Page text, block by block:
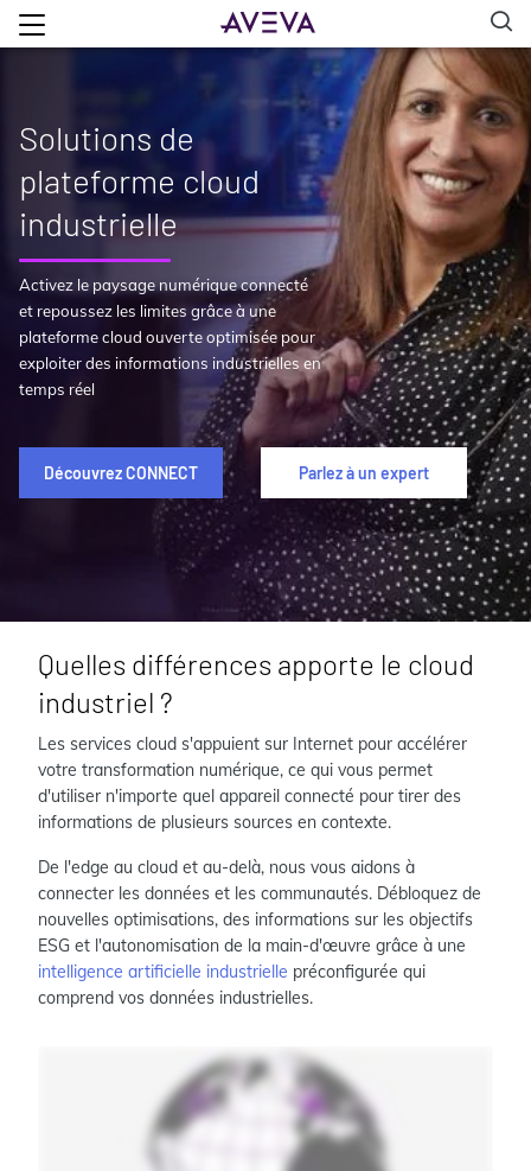
Solutions de
plateforme cloud
industrielle
Activez le paysage numérique connecté
et repoussez les limites grâce à une
plateforme cloud ouverte optimisée pour
exploiter des informations industrielles en
temps réel
Découvrez CONNECT Parlez à un expert
Quelles différences apporte le cloud
industriel ?
Les services cloud s'appuient sur Internet pour accélérer
votre transformation numérique, ce qui vous permet
d'utiliser n'importe quel appareil connecté pour tirer des
informations de plusieurs sources en contexte.
De l'edge au cloud et au-delà, nous vous aidons à
connecter les données et les communautés. Débloquez de
nouvelles optimisations, des informations sur les objectifs
ESG et l'autonomisation de la main-d'œuvre grâce à une
intelligence artificielle industrielle préconfigurée qui
comprend vos données industrielles.